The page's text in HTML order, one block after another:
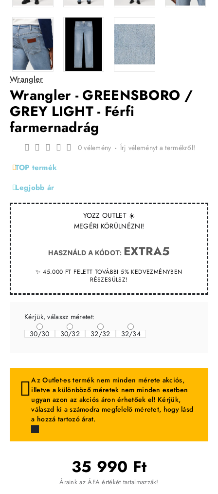
Wrangler
Wrangler - GREENSBORO /
GREY LIGHT - Férfi
farmernadrág
YOZZ OUTLET ☀️
MEGÉRI KÖRÜLNÉZNI!
HASZNÁLD A KÓDOT: EXTRA5
✨ 45.000 FT FELETT TOVÁBBI 5% KEDVEZMÉNYBEN
RÉSZESÜLSZ!
TOP termék
Legjobb ár
0 vélemény - Írj véleményt a termékről!
35 990 Ft
Áraink az ÁFA értékét tartalmazzák!
Kérjük, válassz méretet:
30/30
30/32 32/32 32/34
Az Outlet-es termék nem minden mérete akciós,
illetve a különböző méretek nem minden esetben
ugyan azon az akciós áron érhetőek el! Kérjük,
válaszd ki a számodra megfelelő méretet, hogy lásd
a hozzá tartozó árat.